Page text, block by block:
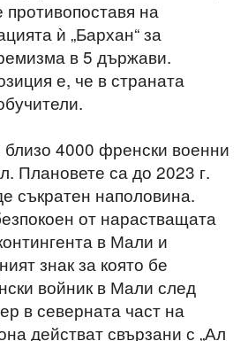
противопоставя на
ѝ „Бархан“ за
в 5 държави.
е, че в страната
4000 френски военни
Плановете са до 2023 г.
съкратен наполовина.
от нарастващата
в Мали и
знак за която бе
войник в Мали след
в северната част на
действат свързани с „Ал